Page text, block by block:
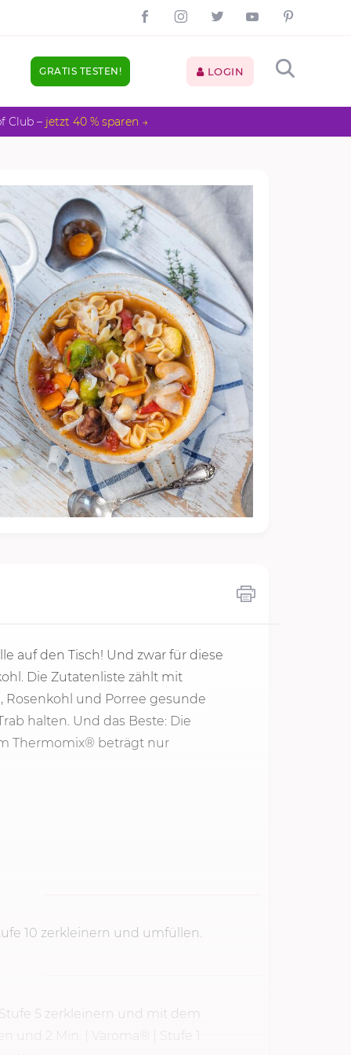
GRATIS TESTEN! LOGIN
Club – jetzt 40 % sparen →
auf den Tisch! Und zwar für diese
Die Zutatenliste zählt mit
Rosenkohl und Porree gesunde
halten. Und das Beste: Die
Thermomix® beträgt nur
10 zerkleinern und umfüllen.
Stufe 5 zerkleinern und mit dem
und 2 Min.
| Varoma® | Stufe 1